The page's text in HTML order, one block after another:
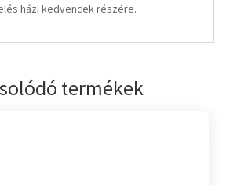
házi kedvencek részére.
termékek